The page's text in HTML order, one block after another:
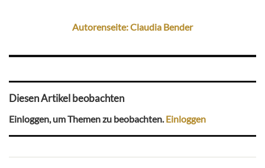
Autorenseite: Claudia Bender
Diesen Artikel beobachten
Einloggen, um Themen zu beobachten.Einloggen